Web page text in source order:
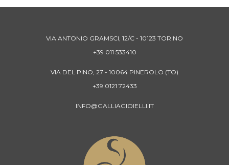
VIA ANTONIO GRAMSCI, 12/C - 10123 TORINO
+39 011 533410
VIA DEL PINO, 27 - 10064 PINEROLO (TO)
+39 0121 72433
INFO@GALLIAGIOIELLI.IT